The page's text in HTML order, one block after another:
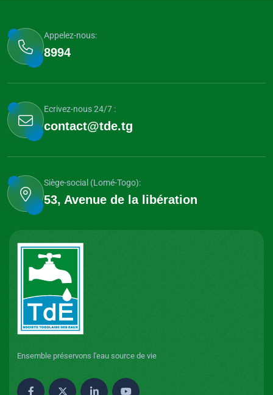
Appelez-nous:
8994
Ecrivez-nous 24/7 :
contact@tde.tg
Siège-social (Lomé-Togo):
53, Avenue de la libération
Ensemble préservons l'eau source de vie